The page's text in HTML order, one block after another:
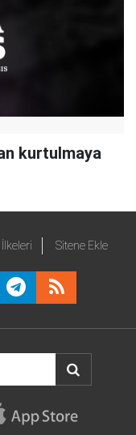
kurtulmaya
Sitene Ekle